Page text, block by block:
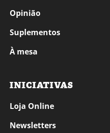
Opinião
Suplementos
À mesa
INICIATIVAS
Loja Online
Newsletters